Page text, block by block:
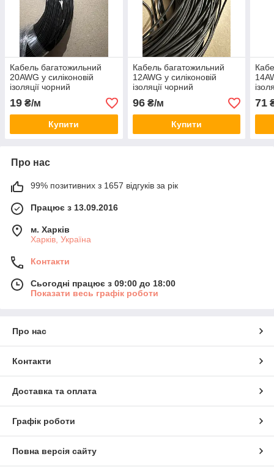
Кабель багатожильний
20AWG у силіконовій
ізоляції чорний
19 ₴/м
Купити
Кабель багатожильний
12AWG у силіконовій
ізоляції чорний
96₴/м
Купити
71
Про нас
99% позитивних з 1657 відгуків за рік
Працює з 13.09.2016
м. Харків
Харків, Україна
Контакти
Сьогодні працює з 09:00 до 18:00
Показати весь графік роботи
Про нас
Контакти
Доставка та оплата
Графік роботи
Повна версія сайту